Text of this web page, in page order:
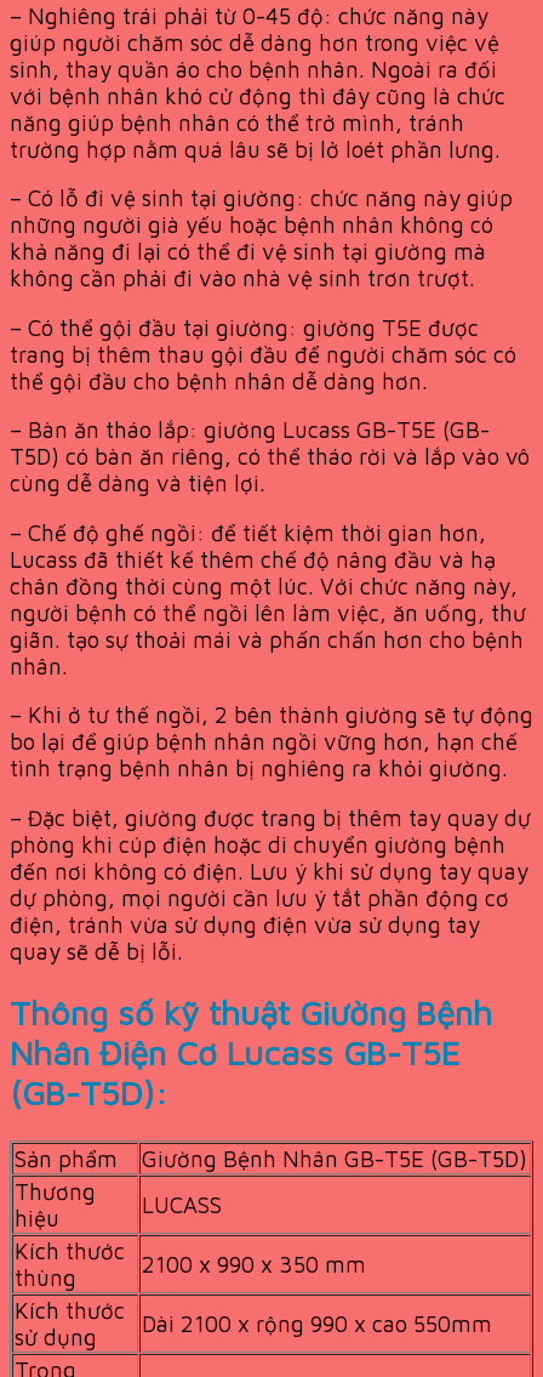
– Nghiêng trái phải từ 0-45 độ: chức năng này
giúp người chăm sóc dễ dàng hơn trong việc vệ
sinh, thay quần áo cho bệnh nhân. Ngoài ra đối
với bệnh nhân khó cử động thì đây cũng là chức
năng giúp bệnh nhân có thể trở mình, tránh
trường hợp nằm quá lâu sẽ bị lở loét phần lưng.
– Có lỗ đi vệ sinh tại giường: chức năng này giúp
những người già yếu hoặc bệnh nhân không có
khả năng đi lại có thể đi vệ sinh tại giường mà
không cần phải đi vào nhà vệ sinh trơn trượt.
– Có thể gội đầu tại giường: giường T5E được
trang bị thêm thau gội đầu để người chăm sóc có
thể gội đầu cho bệnh nhân dễ dàng hơn.
– Bàn ăn tháo lắp: giường Lucass GB-T5E (GB-
T5D) có bàn ăn riêng, có thể tháo rời và lắp vào vô
cùng dễ dàng và tiện lợi.
– Chế độ ghế ngồi: để tiết kiệm thời gian hơn,
Lucass đã thiết kế thêm chế độ nâng đầu và hạ
chân đồng thời cùng một lúc. Với chức năng này,
người bệnh có thể ngồi lên làm việc, ăn uống, thư
giãn. tạo sự thoải mái và phấn chấn hơn cho bệnh
nhân.
– Khi ở tư thế ngồi, 2 bên thành giường sẽ tự động
bo lại để giúp bệnh nhân ngồi vững hơn, hạn chế
tình trạng bệnh nhân bị nghiêng ra khỏi giường.
– Đặc biệt, giường được trang bị thêm tay quay dự
phòng khi cúp điện hoặc di chuyển giường bệnh
đến nơi không có điện. Lưu ý khi sử dụng tay quay
dự phòng, mọi người cần lưu ý tắt phần động cơ
điện, tránh vừa sử dụng điện vừa sử dụng tay
quay sẽ dễ bị lỗi.
Thông số kỹ thuật Giường Bệnh
Nhân Điện Cơ Lucass GB-T5E
(GB-T5D):
Sản phẩm
Giường Bệnh Nhân GB-T5E (GB-T5D)
Thương
hiệu
LUCASS
Kích thước
thùng
2100 x 990 x 350 mm
Kích thước
sử dụng
Dài 2100 x rộng 990 x cao 550mm
Trọng